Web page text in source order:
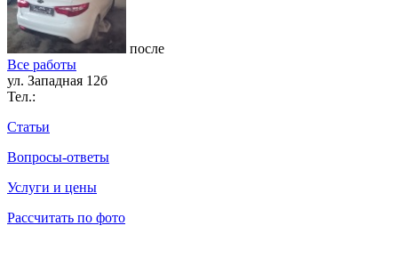
после
Все работы
ул. Западная 12б
Тел.:
Статьи
Вопросы-ответы
Услуги и цены
Рассчитать по фото